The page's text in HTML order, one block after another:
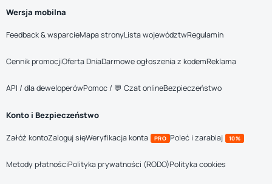
Wersja mobilna
Feedback & wsparcieMapa stronyLista województwRegulamin
Cennik promocjiOferta DniaDarmowe ogłoszenia z kodemReklama
API / dla deweloperówPomoc / 💬 Czat onlineBezpieczeństwo
Konto i Bezpieczeństwo
Załóż kontoZaloguj sięWeryfikacja konta PRO Poleć i zarabiaj 10%
Metody płatnościPolityka prywatności (RODO)Polityka cookies